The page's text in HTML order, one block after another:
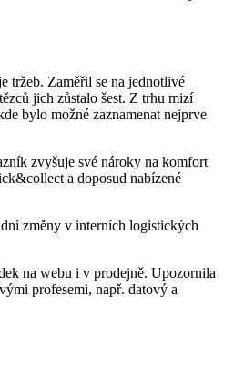
tržeb. Zaměřil se na jednotlivé
jich zůstalo šest. Z trhu mizí
bylo možné zaznamenat nejprve
zvyšuje své nároky na komfort
a doposud nabízené
změny v interních logistických
na webu i v prodejně. Upozornila
profesemi, např. datový a